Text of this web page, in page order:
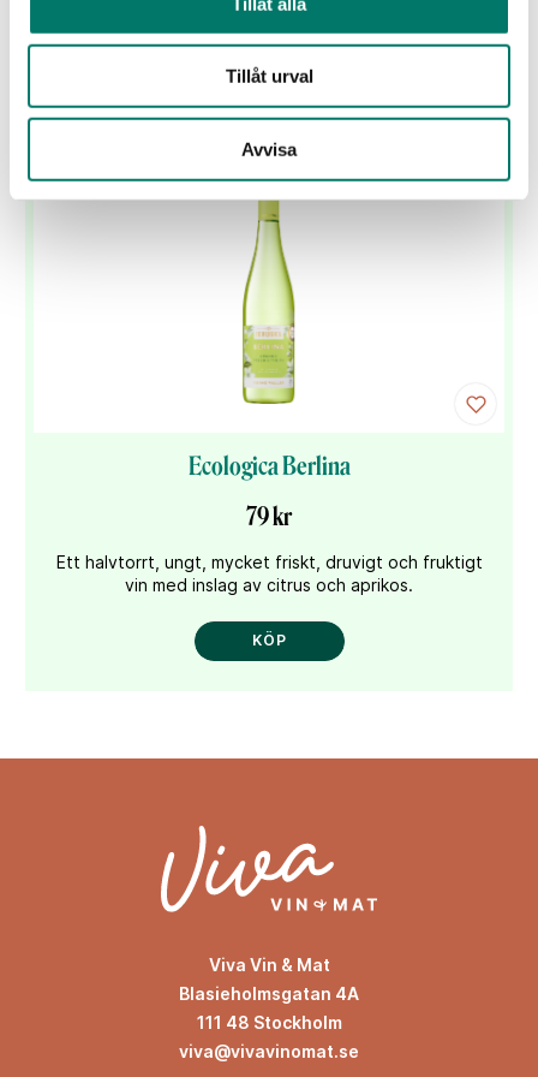
Tillåt urval
Avvisa
och färgsprakande box.
KÖP
Ecologica Berlina
79 kr
Ett halvtorrt, ungt, mycket friskt, druvigt och fruktigt
vin med inslag av citrus och aprikos.
KÖP
Viva Vin & Mat
Blasieholmsgatan 4A
111 48 Stockholm
viva@vivavinomat.se